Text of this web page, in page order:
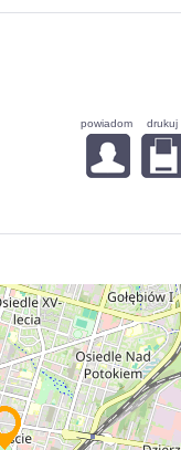
powiadom drukuj